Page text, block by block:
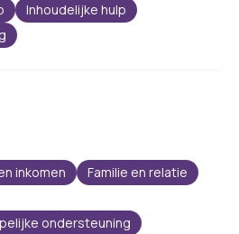
Inhoudelijke hulp
inkomen
Familie en relatie
ondersteuning